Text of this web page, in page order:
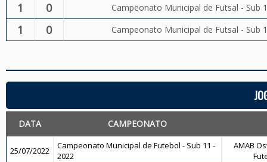
1 0 Campeonato Municipal de Futsal - Sub
1 0 Campeonato Municipal de Futsal - Sub
DATA CAMPEONATO
25/07/2022
Campeonato Municipal de Futebol - Sub 11 -
2022
AMAB